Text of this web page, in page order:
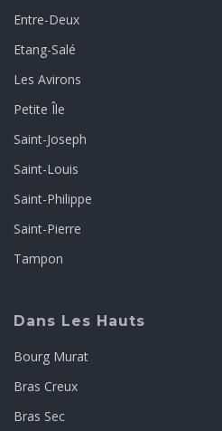
Entre-Deux
Etang-Salé
Les Avirons
Petite Île
Saint-Joseph
Saint-Louis
Saint-Philippe
Saint-Pierre
Tampon
Dans Les Hauts
Bourg Murat
Bras Creux
Bras Sec